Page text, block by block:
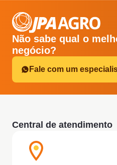
Não sabe qual o
negócio?
Fale com um
Central de atendimento